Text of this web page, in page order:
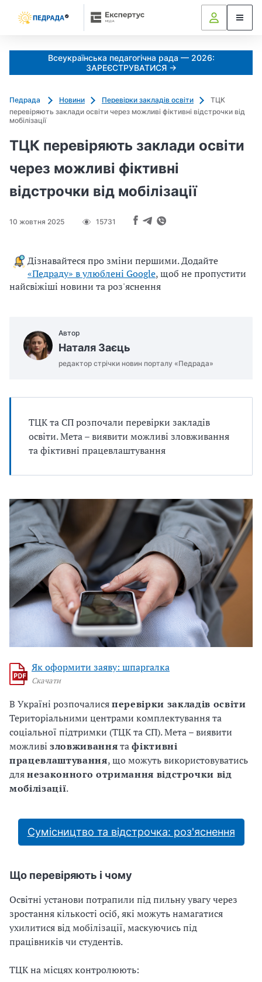
Всеукраїнська педагогічна рада — 2026:
ЗАРЕЄСТРУВАТИСЯ →
Педрада Новини Перевірки закладів освіти
ТЦК
перевіряють заклади освіти через можливі фіктивні відстрочки від
мобілізації
ТЦК перевіряють заклади освіти
через можливі фіктивні
відстрочки від мобілізації
10 жовтня 2025 15731
Дізнавайтеся про зміни першими. Додайте
«Педраду» в улюблені Google, щоб не пропустити
найсвіжіші новини та роз'яснення
Автор
Наталя Заєць
редактор стрічки новин порталу «Педрада»
ТЦК та СП розпочали перевірки закладів
освіти. Мета – виявити можливі зловживання
та фіктивні працевлаштування
Як оформити заяву: шпаргалка
Скачати
В Україні розпочалисяперевірки закладів освіти
Територіальними центрами комплектування та
соціальної підтримки (ТЦК та СП). Мета – виявити
можливі зловживаннятафіктивні
працевлаштування, що можуть використовуватись
длянезаконного отримання відстрочки від
мобілізації.
Сумісництво та відстрочка: роз'яснення
Що перевіряють і чому
Освітні установи потрапили під пильну увагу через
зростання кількості осіб, які можуть намагатися
ухилитися від мобілізації, маскуючись під
працівників чи студентів.
ТЦК на місцях контролюють: